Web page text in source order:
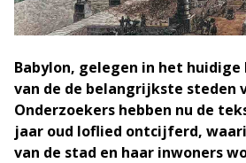
Babylon, gelegen in het
van de de belangrijkste steden
Onderzoekers hebben nu de
jaar oud loflied ontcijferd,
van de stad en haar inwoners